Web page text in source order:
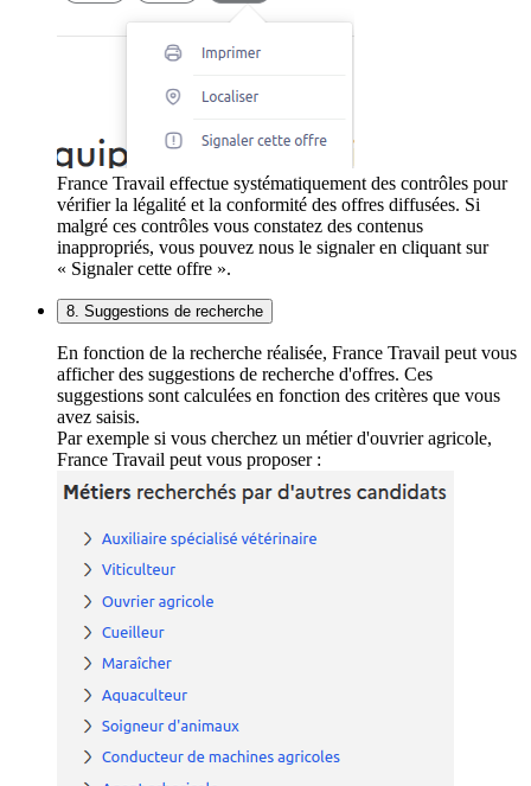
France Travail effectue systématiquement des contrôles pour
vérifier la légalité et la conformité des offres diffusées. Si
malgré ces contrôles vous constatez des contenus
inappropriés, vous pouvez nous le signaler en cliquant sur
« Signaler cette offre ».
8. Suggestions de recherche
En fonction de la recherche réalisée, France Travail peut vous
afficher des suggestions de recherche d'offres. Ces
suggestions sont calculées en fonction des critères que vous
avez saisis.
Par exemple si vous cherchez un métier d'ouvrier agricole,
France Travail peut vous proposer :